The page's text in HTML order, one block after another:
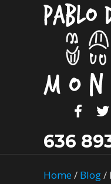
636
Home/ Blog/